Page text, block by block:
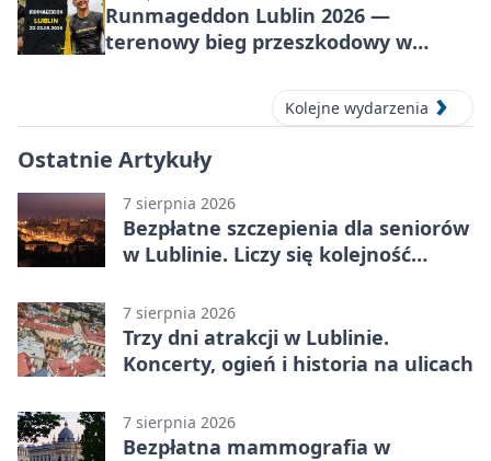
Runmageddon Lublin 2026 —
terenowy bieg przeszkodowy w
Kolejne wydarzenia
Ostatnie Artykuły
7 sierpnia 2026
Bezpłatne szczepienia dla seniorów
w Lublinie. Liczy się kolejność
7 sierpnia 2026
Trzy dni atrakcji w Lublinie.
Koncerty, ogień i historia na ulicach
7 sierpnia 2026
Bezpłatna mammografia w